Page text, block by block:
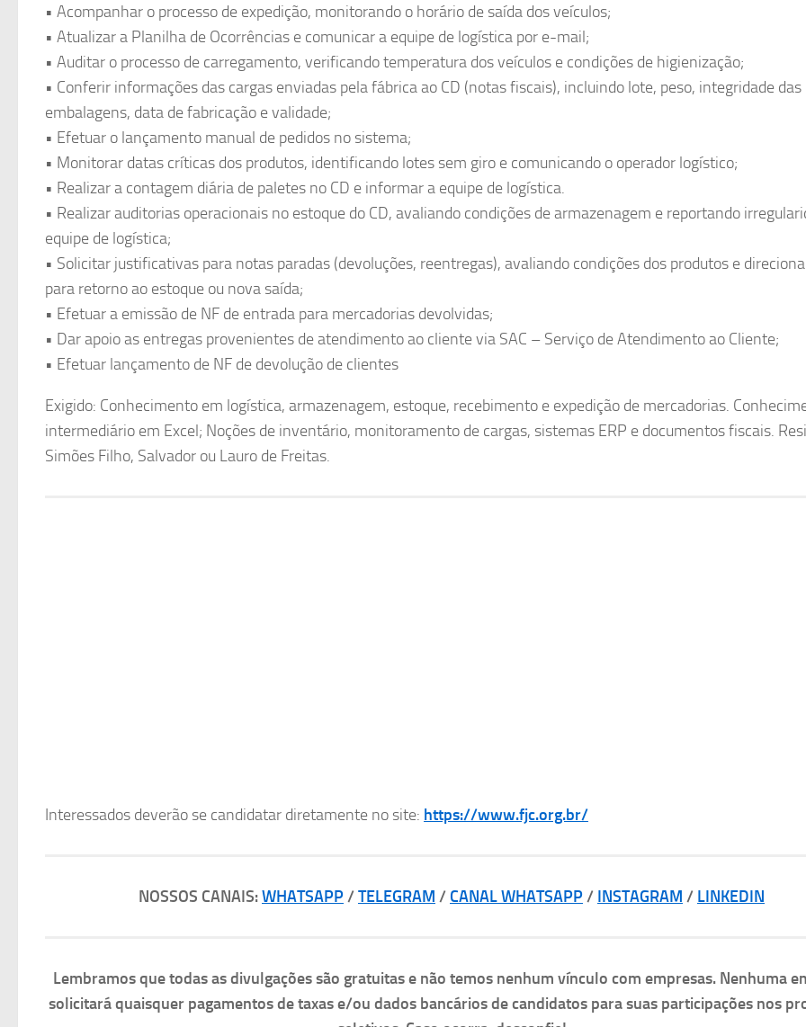
• Acompanhar o processo de expedição, monitorando o horário de saída dos veículos;
• Atualizar a Planilha de Ocorrências e comunicar a equipe de logística por e-mail;
• Auditar o processo de carregamento, verificando temperatura dos veículos e condições de higienização;
• Conferir informações das cargas enviadas pela fábrica ao CD (notas fiscais), incluindo lote, peso, integridade das
embalagens, data de fabricação e validade;
• Efetuar o lançamento manual de pedidos no sistema;
• Monitorar datas críticas dos produtos, identificando lotes sem giro e comunicando o operador logístico;
• Realizar a contagem diária de paletes no CD e informar a equipe de logística.
• Realizar auditorias operacionais no estoque do CD, avaliando condições de armazenagem e reportando
equipe de logística;
• Solicitar justificativas para notas paradas (devoluções, reentregas), avaliando condições dos produtos e
para retorno ao estoque ou nova saída;
• Efetuar a emissão de NF de entrada para mercadorias devolvidas;
• Dar apoio as entregas provenientes de atendimento ao cliente via SAC – Serviço de Atendimento ao Cliente;
• Efetuar lançamento de NF de devolução de clientes
Exigido: Conhecimento em logística, armazenagem, estoque, recebimento e expedição de mercadorias.
intermediário em Excel; Noções de inventário, monitoramento de cargas, sistemas ERP e documentos fiscais.
Simões Filho, Salvador ou Lauro de Freitas.
Interessados deverão se candidatar diretamente no site: https://www.fjc.org.br/
NOSSOS CANAIS:WHATSAPP/ TELEGRAM / CANAL WHATSAPP/ INSTAGRAM / LINKEDIN
Lembramos que todas as divulgações são gratuitas e não temos nenhum vínculo com empresas. Nenhuma
solicitará quaisquer pagamentos de taxas e/ou dados bancários de candidatos para suas participações nos